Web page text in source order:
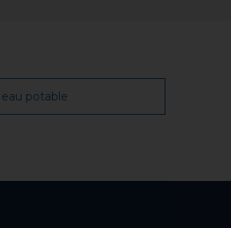
avant de remettre le
avant la remise en
potable